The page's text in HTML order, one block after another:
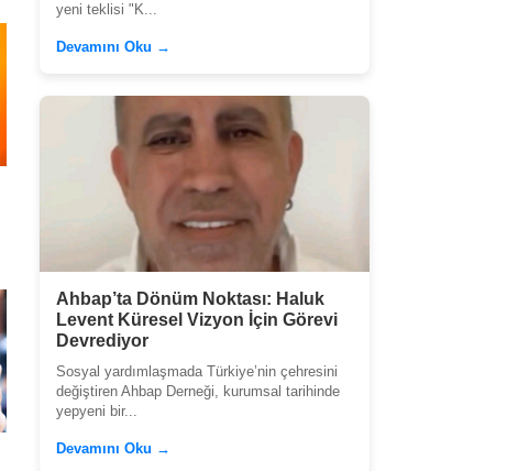
yeni teklisi "K...
Devamını Oku →
Ahbap’ta Dönüm Noktası: Haluk
Levent Küresel Vizyon İçin Görevi
Devrediyor
Sosyal yardımlaşmada Türkiye’nin çehresini
değiştiren Ahbap Derneği, kurumsal tarihinde
yepyeni bir...
Devamını Oku →